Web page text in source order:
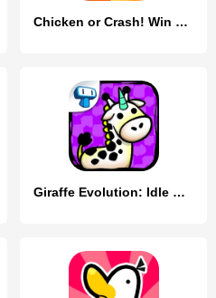
Chicken or Crash! Win Bitcoin.
Giraffe Evolution: Idle Game